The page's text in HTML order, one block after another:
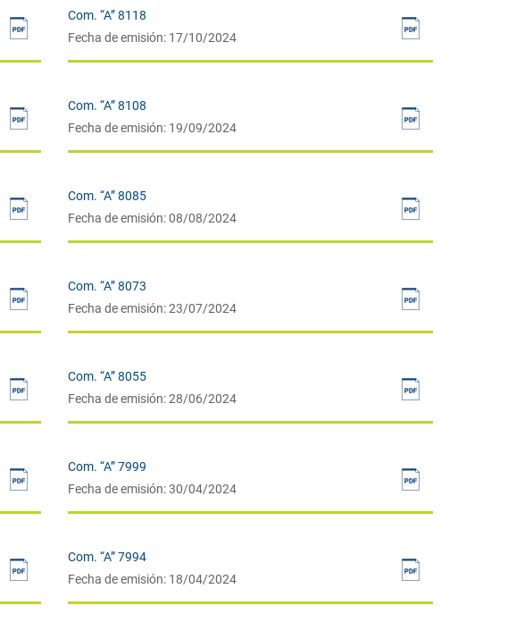
Com. “A” 8118
Fecha de emisión: 17/10/2024
Com. “A” 8108
Fecha de emisión: 19/09/2024
Com. “A” 8085
Fecha de emisión: 08/08/2024
Com. “A” 8073
Fecha de emisión: 23/07/2024
Com. “A” 8055
Fecha de emisión: 28/06/2024
Com. “A” 7999
Fecha de emisión: 30/04/2024
Com. “A” 7994
Fecha de emisión: 18/04/2024